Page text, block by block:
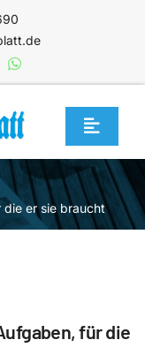
Toggle
er sie braucht
für die